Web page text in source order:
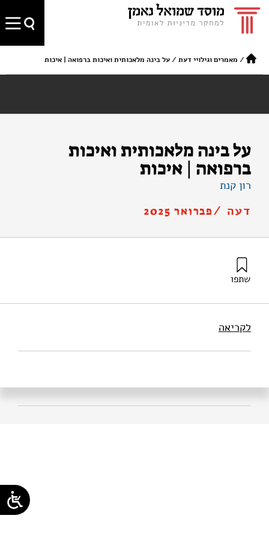
/ מאמרים וגילויי דעת /על בינה מלאכותית ואיכות ברפואה | איכות
על בינה מלאכותית ואיכות
ברפואה | איכות
רון קנת
דעה /פברואר 2025
שתפו
לקריאה